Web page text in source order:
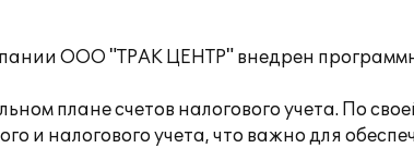
ООО "ТРАК ЦЕНТР" внедрен
плане счетов налогового учета. По
и налогового учета, что важно для